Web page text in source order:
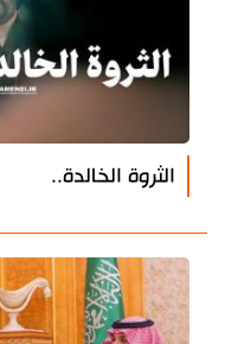
الثروة الخالدة..